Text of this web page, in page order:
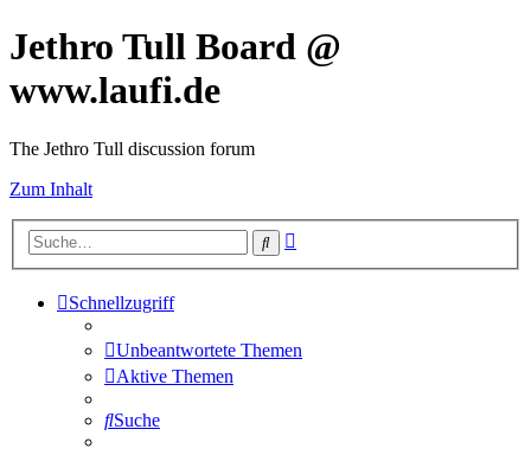
Jethro Tull Board @
www.laufi.de
The Jethro Tull discussion forum
Zum Inhalt
Suche
Schnellzugriff
Unbeantwortete Themen
Aktive Themen
Suche